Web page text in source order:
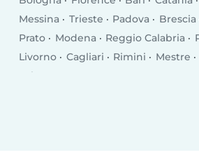
Messina
Trieste Padova Brescia
Prato
Modena Reggio Calabria
Livorno
Cagliari Rimini Mestre
Salerno